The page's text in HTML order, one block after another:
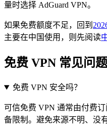
量时选择 AdGuard VPN。
如果免费额度不足，回到
主要在中国使用，则先阅读
免费 VPN 常见问题
免费 VPN 安全吗？
可信免费 VPN 通常由付费
备限制。避免来源不明、没